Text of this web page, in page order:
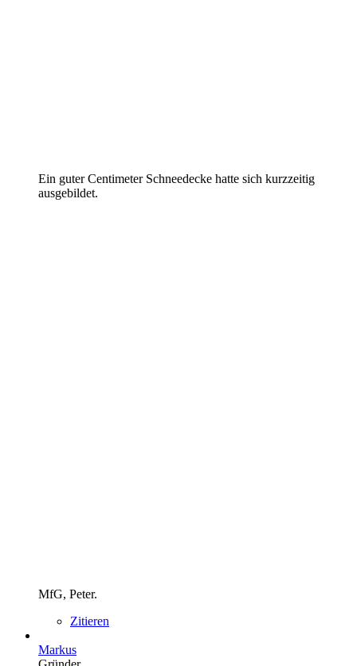
Ein guter Centimeter Schneedecke hatte sich kurzzeitig
ausgebildet.
MfG, Peter.
Zitieren
Markus